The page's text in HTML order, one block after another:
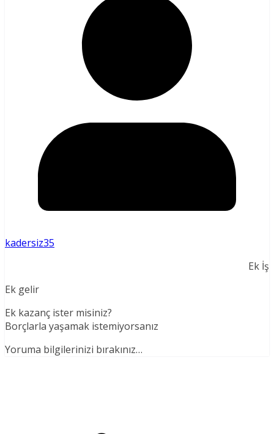
kadersiz35
Ek İş
Ek gelir
Ek kazanç ister misiniz?
Borçlarla yaşamak istemiyorsanız
Yoruma bilgilerinizi bırakınız…